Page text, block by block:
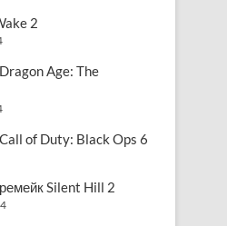
2
Age: The
of Duty: Black Ops 6
Silent Hill 2